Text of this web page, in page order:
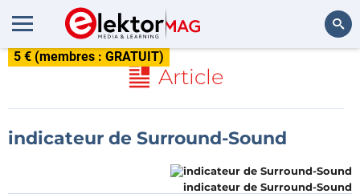
5 € (membres : GRATUIT)
Article
indicateur de Surround-Sound
indicateur de Surround-Sound